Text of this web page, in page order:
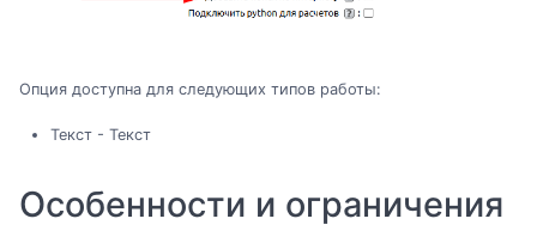
Опция доступна для следующих типов работы:
Текст - Текст
Особенности и ограничения